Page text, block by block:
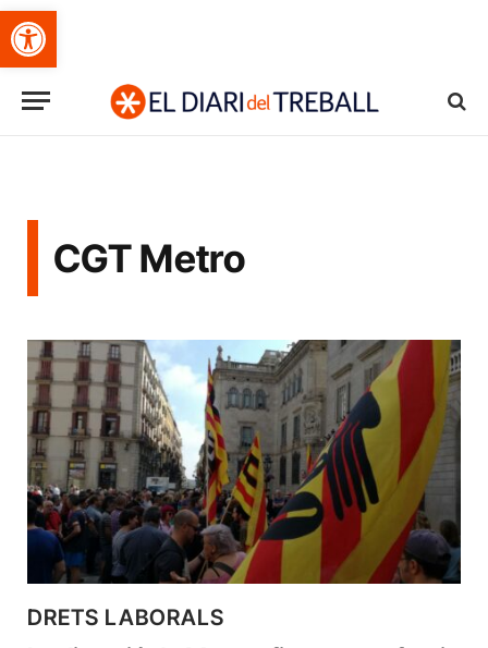
Obre la barra d'eines
CGT Metro
DRETS LABORALS